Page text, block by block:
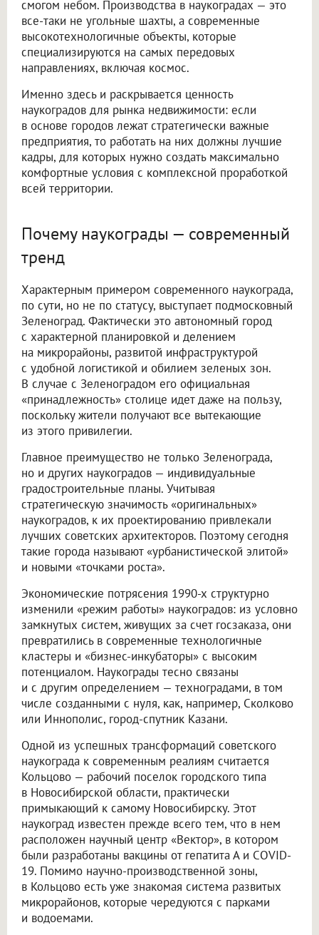
смогом небом. Производства в наукоградах — это
все-таки не угольные шахты, а современные
высокотехнологичные объекты, которые
специализируются на самых передовых
направлениях, включая космос.
Именно здесь и раскрывается ценность
наукоградов для рынка недвижимости: если
в основе городов лежат стратегически важные
предприятия, то работать на них должны лучшие
кадры, для которых нужно создать максимально
комфортные условия с комплексной проработкой
всей территории.
Почему наукограды — современный
тренд
Характерным примером современного наукограда,
по сути, но не по статусу, выступает подмосковный
Зеленоград. Фактически это автономный город
с характерной планировкой и делением
на микрорайоны, развитой инфраструктурой
с удобной логистикой и обилием зеленых зон.
В случае с Зеленоградом его официальная
«принадлежность» столице идет даже на пользу,
поскольку жители получают все вытекающие
из этого привилегии.
Главное преимущество не только Зеленограда,
но и других наукоградов — индивидуальные
градостроительные планы. Учитывая
стратегическую значимость «оригинальных»
наукоградов, к их проектированию привлекали
лучших советских архитекторов. Поэтому сегодня
такие города называют «урбанистической элитой»
и новыми «точками роста».
Экономические потрясения 1990-х структурно
изменили «режим работы» наукоградов: из условно
замкнутых систем, живущих за счет госзаказа, они
превратились в современные технологичные
кластеры и «бизнес-инкубаторы» с высоким
потенциалом. Наукограды тесно связаны
и с другим определением — техноградами, в том
числе созданными с нуля, как, например, Сколково
или Иннополис, город-спутник Казани.
Одной из успешных трансформаций советского
наукограда к современным реалиям считается
Кольцово — рабочий поселок городского типа
в Новосибирской области, практически
примыкающий к самому Новосибирску. Этот
наукоград известен прежде всего тем, что в нем
расположен научный центр «Вектор», в котором
были разработаны вакцины от гепатита А и COVID-
19. Помимо научно-производственной зоны,
в Кольцово есть уже знакомая система развитых
микрорайонов, которые чередуются с парками
и водоемами.